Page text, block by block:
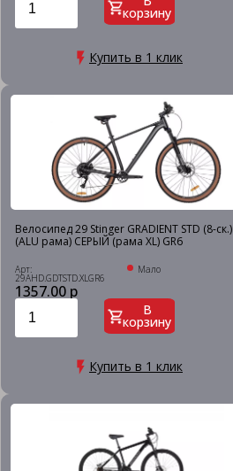
корзину
Купить в 1 клик
Велосипед 29 Stinger GRADIENT STD (8-ск.)
(ALU рама) СЕРЫЙ (рама XL) GR6
Арт:
29AHD.GDTSTD.XLGR6
Мало
1357.00 р
В
корзину
Купить в 1 клик